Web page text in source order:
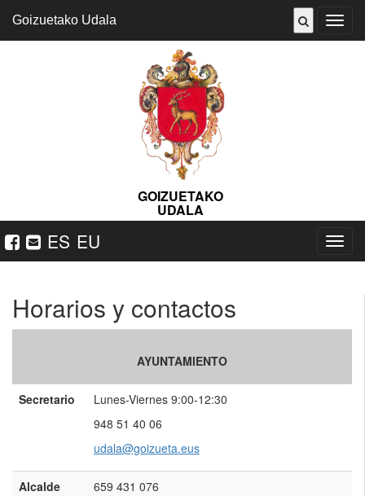
Abrir
menú
Goizuetako Udala
GOIZUETAKO
UDALA
ES EU
ireki
Horarios y contactos
AYUNTAMIENTO
Secretario
Lunes-Viernes 9:00-12:30
948 51 40 06
udala@goizueta.eus
Alcalde
659 431 076